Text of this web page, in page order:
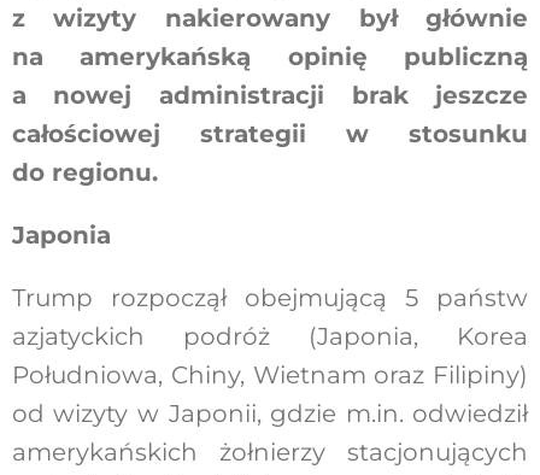
z wizyty nakierowany był głównie
na amerykańską opinię publiczną
a nowej administracji brak jeszcze
całościowej strategii w stosunku
do regionu.
Japonia
Trump rozpoczął obejmującą 5 państw
azjatyckich podróż (Japonia, Korea
Południowa, Chiny, Wietnam oraz Filipiny)
od wizyty w Japonii, gdzie m.in. odwiedził
amerykańskich żołnierzy stacjonujących